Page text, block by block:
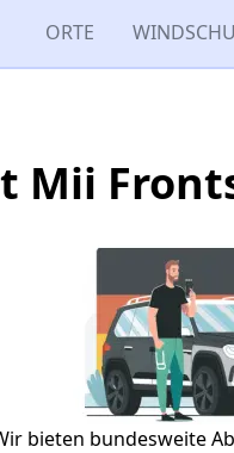
ORTE
Mii
bieten bundesweite